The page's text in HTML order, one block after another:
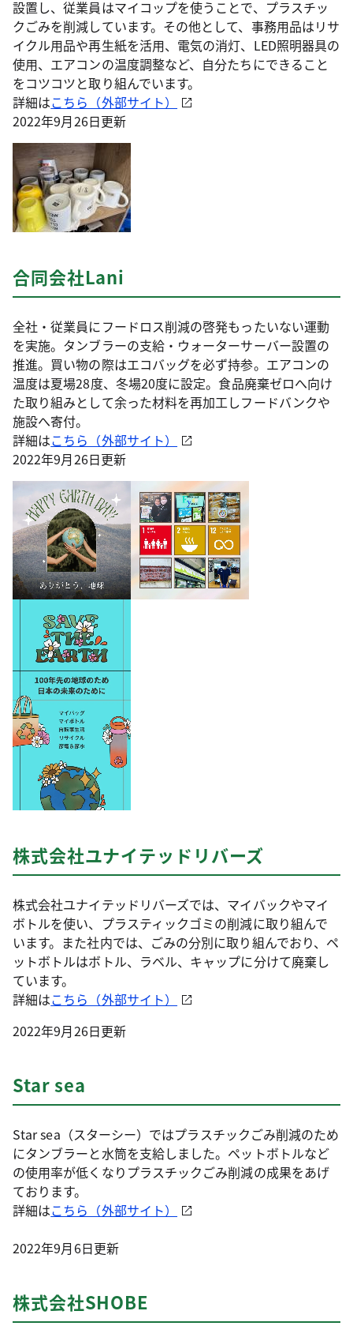
設置し、従業員はマイコップを使うことで、プラスチッ
クごみを削減しています。その他として、事務用品はリサ
イクル用品や再生紙を活用、電気の消灯、LED照明器具の
使用、エアコンの温度調整など、自分たちにできること
をコツコツと取り組んでいます。
詳細はこちら（外部サイト）
2022年9月26日更新
合同会社Lani
全社・従業員にフードロス削減の啓発もったいない運動
を実施。タンブラーの支給・ウォーターサーバー設置の
推進。買い物の際はエコバッグを必ず持参。エアコンの
温度は夏場28度、冬場20度に設定。食品廃棄ゼロへ向け
た取り組みとして余った材料を再加工しフードバンクや
施設へ寄付。
詳細はこちら（外部サイト）
2022年9月26日更新
株式会社ユナイテッドリバーズ
株式会社ユナイテッドリバーズでは、マイバックやマイ
ボトルを使い、プラスティックゴミの削減に取り組んで
います。また社内では、ごみの分別に取り組んでおり、ペ
ットボトルはボトル、ラベル、キャップに分けて廃棄し
ています。
詳細はこちら（外部サイト）
2022年9月26日更新
Star sea
Star sea（スターシー）ではプラスチックごみ削減のため
にタンブラーと水筒を支給しました。ペットボトルなど
の使用率が低くなりプラスチックごみ削減の成果をあげ
ております。
詳細はこちら（外部サイト）
2022年9月6日更新
株式会社SHOBE